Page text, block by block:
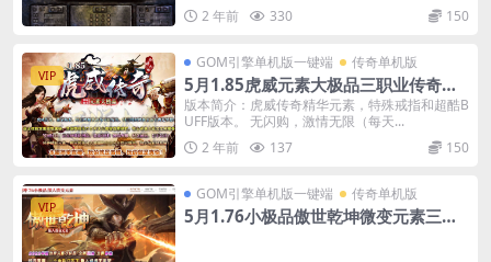
2 年前
330 150
VIP
GOM引擎单机版一键端 传奇单机版
5月1.85虎威元素大极品三职业传奇一
键端-附带GM后台
版本简介：虎威传奇精华元素，特殊戒指和超酷B
UFF版本。 无闪购，激情无限（每天...
2 年前
137 150
VIP
GOM引擎单机版一键端 传奇单机版
5月1.76小极品傲世乾坤微变元素三职